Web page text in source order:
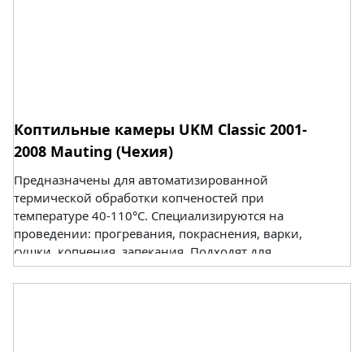
Коптильные камеры UKM Classic 2001-
2008 Mauting (Чехия)
Предназначены для автоматизированной
термической обработки копченостей при
температуре 40-110°С. Специализируются на
проведении: прогревания, покраснения, варки,
сушки, копчения, запекания. Подходят для
оснащения коптильных цехов
мясоперерабатывающей, птицеперерабатывающей